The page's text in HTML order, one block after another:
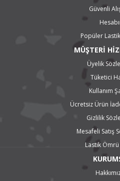
Güvenli
Popüler
MÜŞTERİ
Üyelik
Tüketici
Kullanım
Ücretsiz Ürün
Gizlilik
Mesafeli Satış
Lastik